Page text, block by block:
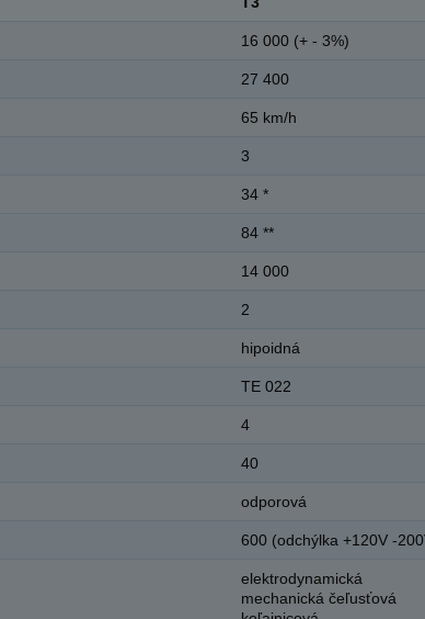
16 000 (+ - 3%)
27 400
65 km/h
3
34 *
84 **
14 000
2
hipoidná
TE 022
4
40
odporová
600 (odchýlka +120V -
elektrodynamická
mechanická čeľusťová